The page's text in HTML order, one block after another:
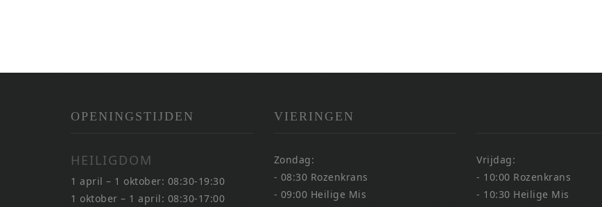
OPENINGSTIJDEN
HEILIGDOM
1 april – 1 oktober: 08:30-19:30
1 oktober – 1 april: 08:30-17:00
VIERINGEN
Zondag:
- 08:30 Rozenkrans
- 09:00 Heilige Mis
Vrijdag:
- 10:00 Rozenkrans
- 10:30 Heilige Mis